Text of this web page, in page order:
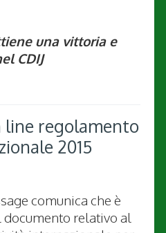
una vittoria e
CDIJ
line regolamento
2015
comunica che è
relativo al